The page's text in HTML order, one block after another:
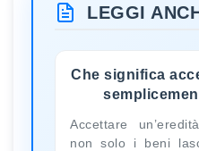
LEGGI
Che significa
Accettare
non solo i beni